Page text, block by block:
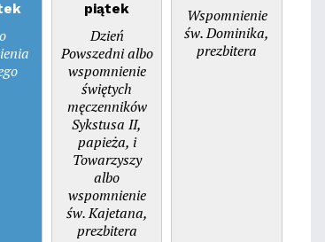
piątek
Dzień
Powszedni albo
wspomnienie
świętych
męczenników
Sykstusa II,
papieża, i
Towarzyszy
albo
wspomnienie
św. Kajetana,
prezbitera
Wspomnienie
św. Dominika,
prezbitera